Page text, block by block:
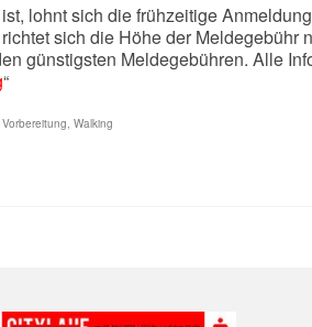
lohnt sich die frühzeitige
sich die Höhe der Meldegebühr
günstigsten Meldegebühren. Alle
“
Vorbereitung Walking